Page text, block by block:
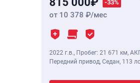
-33%
от 10 378 /мес
2022 г.в., Пробег: 21 671 км,
Передний привод, Седан, 113 лс